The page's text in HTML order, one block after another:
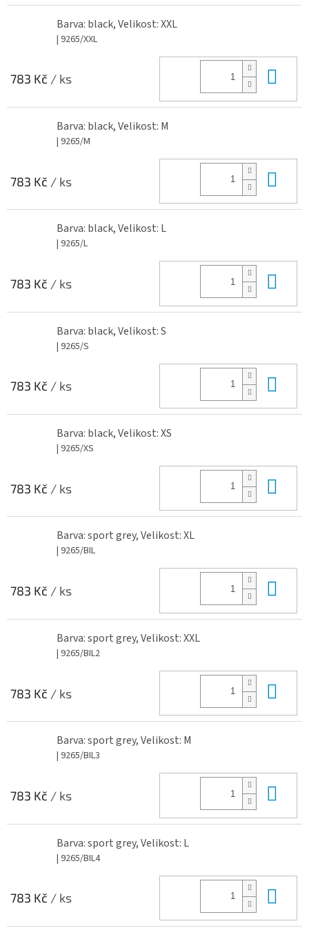
Barva: black, Velikost: XXL
| 9265/XXL
783 Kč / ks
Barva: black, Velikost: M
| 9265/M
783 Kč / ks
Barva: black, Velikost: L
| 9265/L
783 Kč / ks
Barva: black, Velikost: S
| 9265/S
783 Kč / ks
Barva: black, Velikost: XS
| 9265/XS
783 Kč / ks
Barva: sport grey, Velikost: XL
| 9265/BIL
783 Kč / ks
Barva: sport grey, Velikost: XXL
| 9265/BIL2
783 Kč / ks
Barva: sport grey, Velikost: M
| 9265/BIL3
783 Kč / ks
Barva: sport grey, Velikost: L
| 9265/BIL4
783 Kč / ks